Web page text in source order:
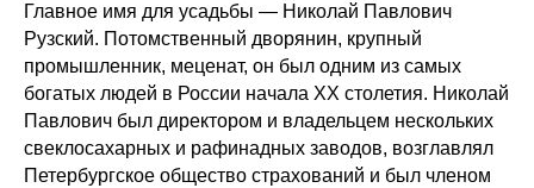
Главное имя для усадьбы — Николай Павлович
Рузский. Потомственный дворянин, крупный
промышленник, меценат, он был одним из самых
богатых людей в России начала XX столетия. Николай
Павлович был директором и владельцем нескольких
свеклосахарных и рафинадных заводов, возглавлял
Петербургское общество страхований и был членом